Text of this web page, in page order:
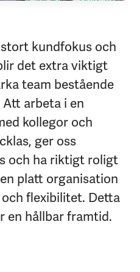
kundfokus och
det extra viktigt
team bestående
arbeta i en
kollegor och
ger oss
och ha riktigt roligt
platt organisation
flexibilitet. Detta
en hållbar framtid.